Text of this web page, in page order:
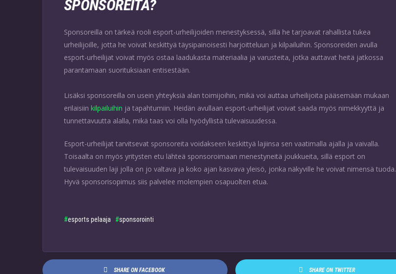
SPONSOREITA?
Sponsoreilla on tärkeä rooli esport-urheilijoiden menestyksessä, sillä he tarjoavat rahallista tukea
urheilijoille, jotta he voivat keskittyä täysipainoisesti harjoitteluun ja kilpailuihin. Sponsoreiden avulla
esport-urheilijat voivat myös ostaa laadukasta materiaalia ja varusteita, jotka auttavat heitä jatkossa
parantamaan suorituksiaan entisestään.
Lisäksi sponsoreilla on usein yhteyksiä alan toimijoihin, mikä voi auttaa urheilijoita pääsemään mukaan
erilaisiin kilpailuihin ja tapahtumiin. Heidän avullaan esport-urheilijat voivat saada myös nimekkyyttä ja
tunnettavuutta alalla, mikä taas voi olla hyödyllistä tulevaisuudessa.
Esport-urheilijat tarvitsevat sponsoreita voidakseen keskittyä lajiinsa sen vaatimalla ajalla ja vaivalla.
Toisaalta on myös yritysten etu lähteä sponsoroimaan menestyneitä joukkueita, sillä esport on
tulevaisuuden laji jolla on jo valtava ja koko ajan kasvava yleisö, jonka näkyville he voivat nimensä tuoda.
Hyvä sponsorisopimus siis palvelee molempien osapuolten etua.
esports pelaaja sponsorointi
SHARE ON FACEBOOK SHARE ON TWITTER